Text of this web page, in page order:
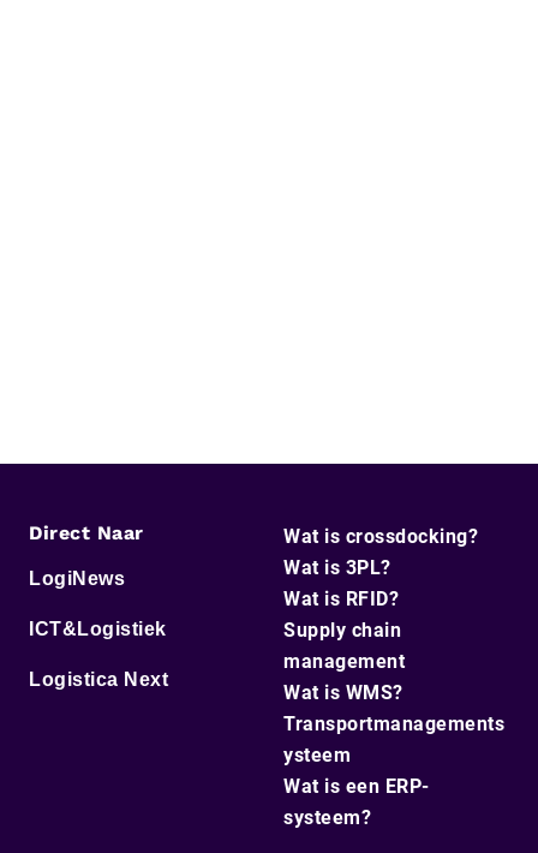
Direct Naar
LogiNews
ICT&Logistiek
Logistica Next
Wat is crossdocking?
Wat is 3PL?
Wat is RFID?
Supply chain
management
Wat is WMS?
Transportmanagements
ysteem
Wat is een ERP-
systeem?